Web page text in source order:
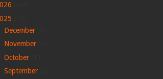
December
November
October
September